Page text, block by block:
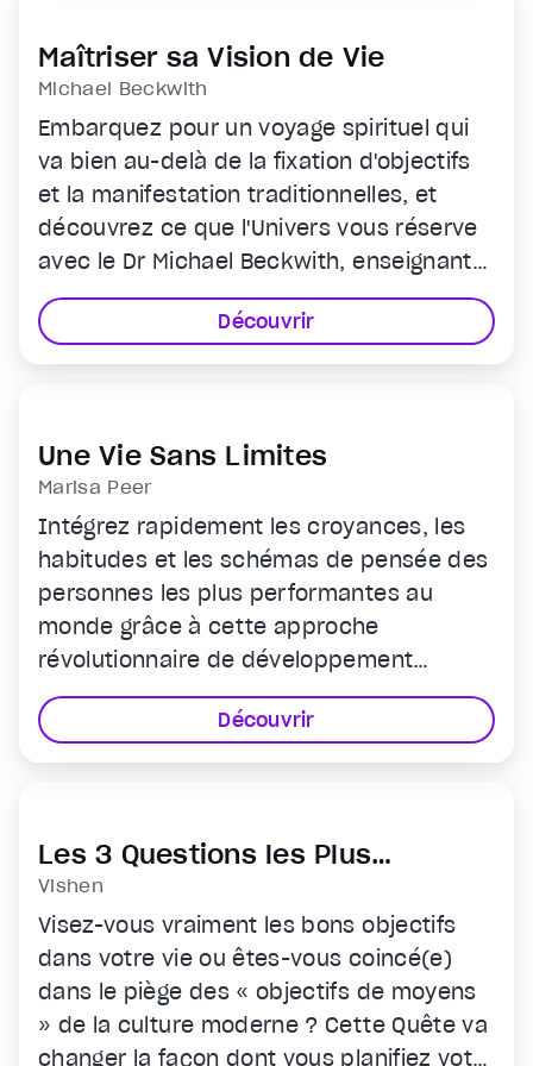
Maîtriser sa Vision de Vie
Michael Beckwith
Embarquez pour un voyage spirituel qui
va bien au-delà de la fixation d'objectifs
et la manifestation traditionnelles, et
découvrez ce que l'Univers vous réserve
avec le Dr Michael Beckwith, enseignant
spirituel renommé.
Découvrir
Une Vie Sans Limites
Marisa Peer
Intégrez rapidement les croyances, les
habitudes et les schémas de pensée des
personnes les plus performantes au
monde grâce à cette approche
révolutionnaire de développement
personnel proposée par Marisa Peer,
l'hypnothérapeuthe n°1 en Grande-
Bretagne.
Découvrir
Les 3 Questions les Plus
Importantes
Vishen
Visez-vous vraiment les bons objectifs
dans votre vie ou êtes-vous coincé(e)
dans le piège des « objectifs de moyens
» de la culture moderne ? Cette Quête va
changer la façon dont vous planifiez votre